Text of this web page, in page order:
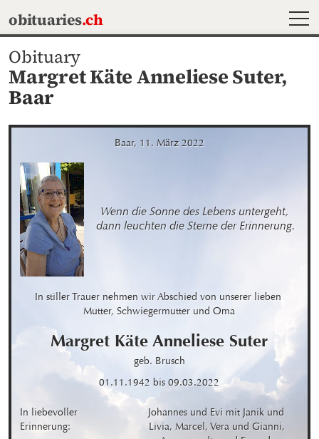
obituaries.ch
Obituary
Margret Käte Anneliese Suter,
Baar
Baar, 11. März 2022
Wenn die Sonne des Lebens untergeht,
dann leuchten die Sterne der Erinnerung.
In stiller Trauer nehmen wir Abschied von unserer lieben
Mutter, Schwiegermutter und Oma
Margret Käte Anneliese Suter
geb. Brusch
01.11.1942 bis09.03.2022
In liebevoller
Erinnerung:
Johannes und Evi mit Janik und
Livia, Marcel, Vera und Gianni,